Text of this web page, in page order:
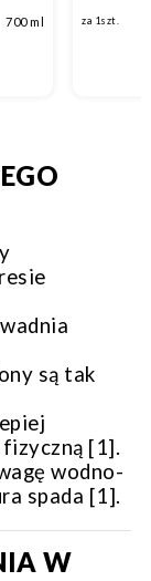
700 ml za 1szt.
są tak
[1].
wodno-
spada [1].
W